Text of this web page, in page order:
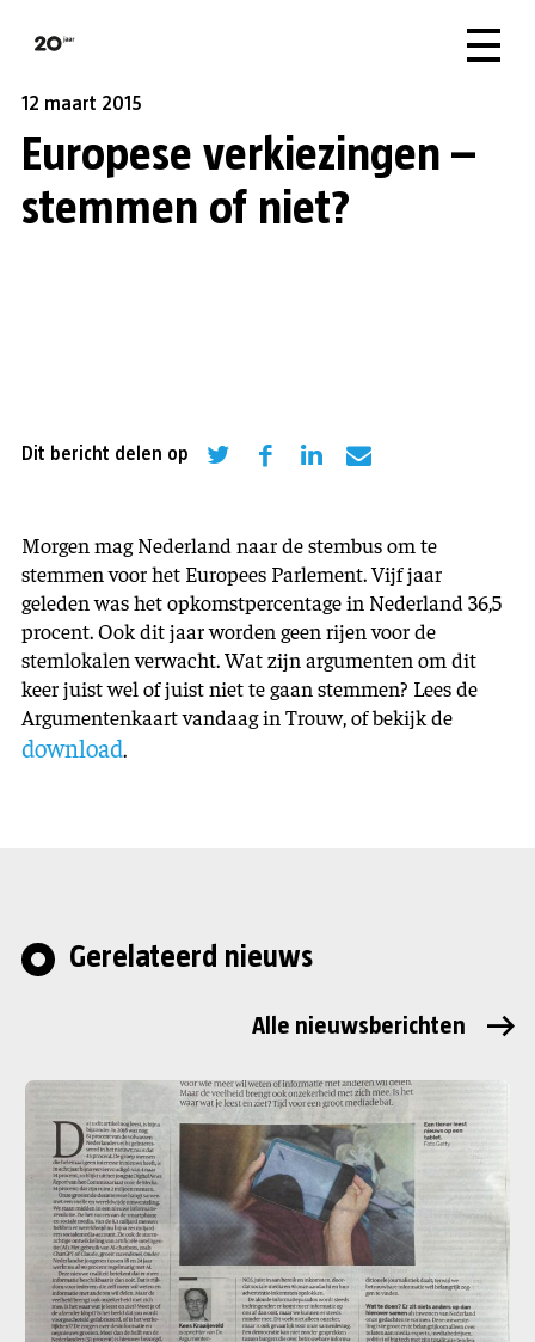
12 maart 2015
Europese verkiezingen –
stemmen of niet?
Dit bericht delen op
Morgen mag Nederland naar de stembus om te
stemmen voor het Europees Parlement. Vijf jaar
geleden was het opkomstpercentage in Nederland 36,5
procent. Ook dit jaar worden geen rijen voor de
stemlokalen verwacht. Wat zijn argumenten om dit
keer juist wel of juist niet te gaan stemmen? Lees de
Argumentenkaart vandaag in Trouw, of bekijk de
download.
Gerelateerd nieuws
Alle nieuwsberichten